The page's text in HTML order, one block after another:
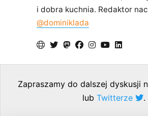
i dobra kuchnia. Redaktor
@dominiklada
Zapraszamy do dalszej dyskusji
lub Twitterze .